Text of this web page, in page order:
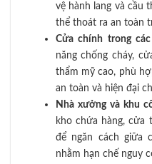
vệ hành lang và cầu
thể thoát ra an toàn
Cửa chính trong
năng chống cháy,
thẩm mỹ cao, phù
an toàn và hiện đại
Nhà xưởng và khu
kho chứa hàng, cửa
để ngăn cách giữa
nhằm hạn chế nguy